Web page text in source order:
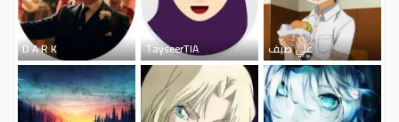
D A R K TayseerTIA علي ضيف